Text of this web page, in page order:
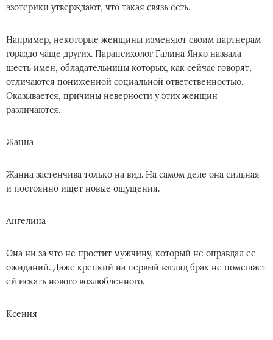
эзотерики утверждают, что такая связь есть.
Например, некоторые женщины изменяют своим партнерам
гораздо чаще других. Парапсихолог Галина Янко назвала
шесть имен, обладательницы которых, как сейчас говорят,
отличаются пониженной социальной ответственностью.
Оказывается, причины неверности у этих женщин
различаются.
Жанна
Жанна застенчива только на вид. На самом деле она сильная
и постоянно ищет новые ощущения.
Ангелина
Она ни за что не простит мужчину, который не оправдал ее
ожиданий. Даже крепкий на первый взгляд брак не помешает
ей искать нового возлюбленного.
Ксения